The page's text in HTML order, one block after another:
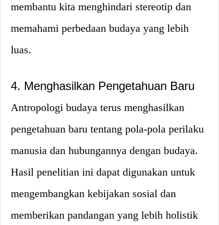
membantu kita menghindari stereotip dan
memahami perbedaan budaya yang lebih
luas.
4. Menghasilkan Pengetahuan Baru
Antropologi budaya terus menghasilkan
pengetahuan baru tentang pola-pola perilaku
manusia dan hubungannya dengan budaya.
Hasil penelitian ini dapat digunakan untuk
mengembangkan kebijakan sosial dan
memberikan pandangan yang lebih holistik